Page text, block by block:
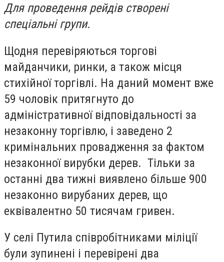
Для проведення рейдів створені
спеціальні групи.
Щодня перевіряються торгові
майданчики, ринки, а також місця
стихійної торгівлі. На даний момент вже
59 чоловік притягнуто до
адміністративної відповідальності за
незаконну торгівлю, і заведено 2
кримінальних провадження за фактом
незаконної вирубки дерев. Тільки за
останні два тижні виявлено більше 900
незаконно вирубаних дерев, що
еквівалентно 50 тисячам гривен.
У селі Путила співробітниками міліції
були зупинені і перевірені два